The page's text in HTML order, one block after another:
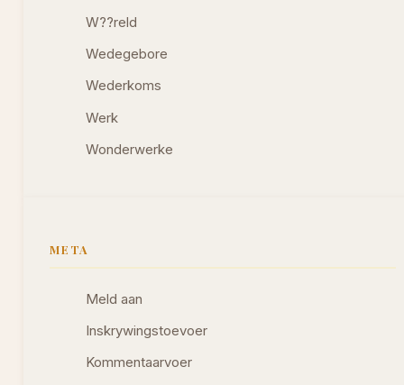
W??reld
Wedegebore
Wederkoms
Werk
Wonderwerke
META
Meld aan
Inskrywingstoevoer
Kommentaarvoer